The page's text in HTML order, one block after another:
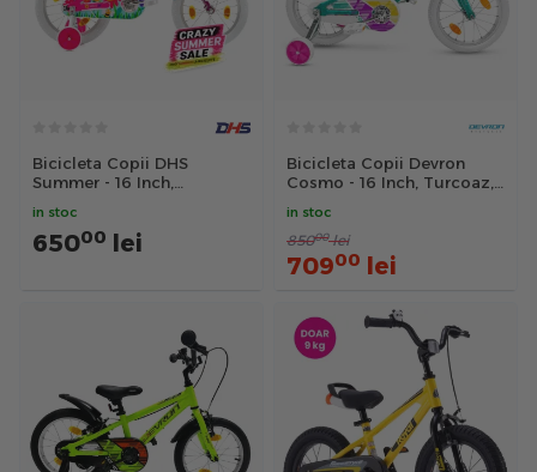
Bicicleta Copii DHS
Summer - 16 Inch,
in stoc
65000 lei
Bicicleta Copii Devron
Cosmo - 16 Inch, Turcoaz,
in stoc
85000 lei
70900 lei